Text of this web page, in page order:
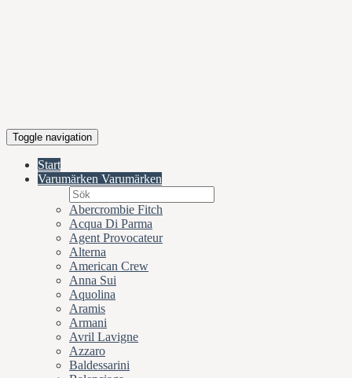
Toggle navigation
Start
Varumärken Varumärken
Abercrombie Fitch
Acqua Di Parma
Agent Provocateur
Alterna
American Crew
Anna Sui
Aquolina
Aramis
Armani
Avril Lavigne
Azzaro
Baldessarini